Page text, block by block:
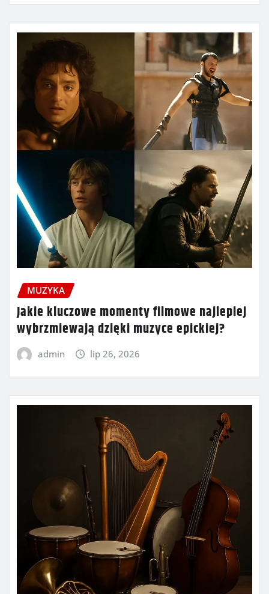
MUZYKA
Jakie kluczowe momenty filmowe najlepiej
wybrzmiewają dzięki muzyce epickiej?
admin lip 26, 2026